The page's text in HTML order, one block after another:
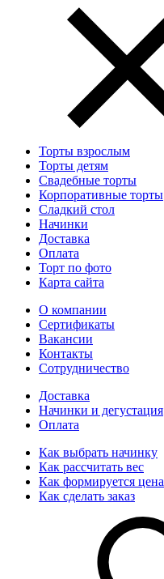
Торты взрослым
Торты детям
Свадебные торты
Корпоративные торты
Сладкий стол
Начинки
Доставка
Оплата
Торт по фото
Карта сайта
О компании
Сертификаты
Вакансии
Контакты
Сотрудничество
Доставка
Начинки и дегустация
Оплата
Как выбрать начинку
Как рассчитать вес
Как формируется цена
Как сделать заказ